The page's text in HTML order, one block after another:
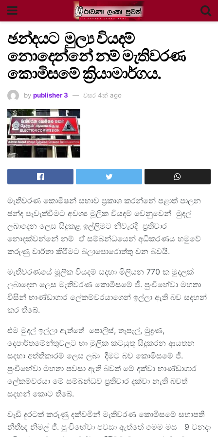
ඡන්දයට මුල්‍ය වියදම්
නොදෙන්නේ නම් මැතිවරණ
කොමිසමේ ක්‍රියාමාර්ගය.
by publisher 3 වසර 4ක් ago
මැතිවරණ කොමිෂන් සභාව ප්‍රකාශ කරන්නේ පළාත් පාලන
ඡන්ද පැවැත්වීමට අවශ්‍ය මූලික වියදම් වෙනුවෙන් මුදල්
ලබාදෙන ලෙස සිදුකළ ඉල්ලීමට නිවැරදි ප්‍රතිචාර
නොදක්වන්නේ නම් ඒ සම්බන්ධයෙන් අධිකරණය හමුවේ
කරුණු වාර්තා කිරීමට බලාපොරොත්තු වන බවයි.
මැතිවරණයේ මූලික වියදම් සදහා මිලියන 770 ක මුදලක්
ලබාදෙන ලෙස මැතිවරණ කොමිසමේ ජී. පුංචිහේවා මහතා
විසින් භාණ්ඩාගාර ලේකම්වරයාගෙන් ඉල්ලා ඇති බව සදහන්
කර තිබේ.
එම මුදල් ඉල්ලා ඇත්තේ පොලිස්, තැපැල්, මුද්‍රණ,
දෙපාර්තමේන්තුවලට හා මුලික කටයුතු සිදුකරන ආයතන
සදහා අත්තිකාරම් ලෙස ලබා දීමට බව කොමිසමේ ජී.
පුංචිහේවා මහතා පවසා ඇති බවත් මේ දක්වා භාණ්ඩාගාර
ලේකම්වරයා මේ සම්බන්ධව ප්‍රතිචාර දක්වා නැති බවත්
සදහන් කොට තිබේ.
වැඩි දුරටත් කරුණු දක්වමින් මැතිවරණ කොමිසමේ සභාපති
නීතීඥ නිමල් ජී. පුංචිහේවා පවසා ඇත්තේ මෙම මස 9 වනදා